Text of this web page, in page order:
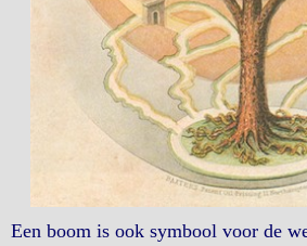
Een boom is ook symbool voor de